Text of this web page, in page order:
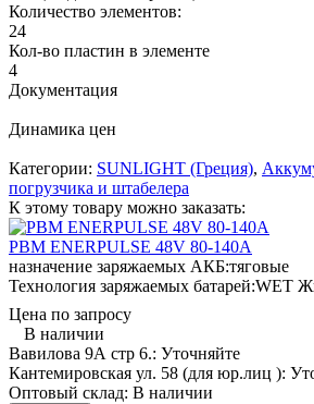
Количество элементов:
24
Кол-во пластин в элементе
4
Документация
Динамика цен
Категории: SUNLIGHT (Греция),
погрузчика и штабелера
К этому товару можно заказать:
PBM ENERPULSE 48V 80-140A
назначение заряжаемых АКБ:тяговые
Технология заряжаемых батарей:WET
Цена по запросу
В наличии
Вавилова 9А стр 6.: Уточняйте
Кантемировская ул. 58 (для юр.лиц ):
Оптовый склад: В наличии